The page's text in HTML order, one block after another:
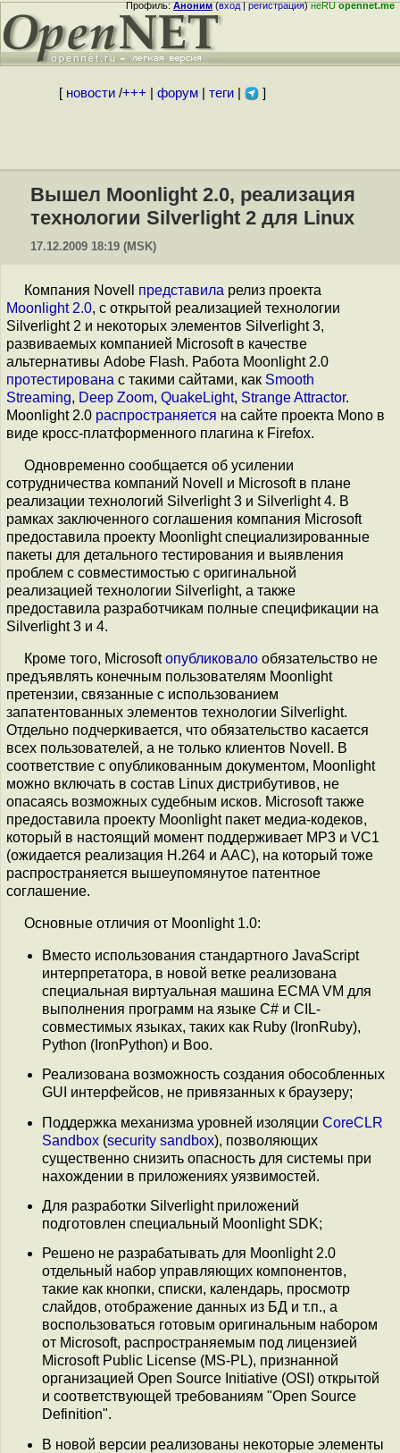
Профиль:Аноним(вход|регистрация)неRUopennet.me
[ новости/+++ форум| теги| ]
Вышел Moonlight 2.0, реализация
технологии Silverlight 2 для Linux
17.12.2009 18:19 (MSK)
Компания Novell представила релиз проекта
Moonlight 2.0, с открытой реализацией технологии
Silverlight 2 и некоторых элементов Silverlight 3,
развиваемых компанией Microsoft в качестве
альтернативы Adobe Flash. Работа Moonlight 2.0
протестирована с такими сайтами, как Smooth
Streaming, Deep Zoom, QuakeLight, Strange Attractor.
Moonlight 2.0 распространяется на сайте проекта Mono в
виде кросс-платформенного плагина к Firefox.
Одновременно сообщается об усилении
сотрудничества компаний Novell и Microsoft в плане
реализации технологий Silverlight 3 и Silverlight 4. В
рамках заключенного соглашения компания Microsoft
предоставила проекту Moonlight специализированные
пакеты для детального тестирования и выявления
проблем с совместимостью с оригинальной
реализацией технологии Silverlight, а также
предоставила разработчикам полные спецификации на
Silverlight 3 и 4.
Кроме того, Microsoftопубликовало обязательство не
предъявлять конечным пользователям Moonlight
претензии, связанные с использованием
запатентованных элементов технологии Silverlight.
Отдельно подчеркивается, что обязательство касается
всех пользователей, а не только клиентов Novell. В
соответствие с опубликованным документом, Moonlight
можно включать в состав Linux дистрибутивов, не
опасаясь возможных судебным исков. Microsoft также
предоставила проекту Moonlight пакет медиа-кодеков,
который в настоящий момент поддерживает MP3 и VC1
(ожидается реализация H.264 и AAC), на который тоже
распространяется вышеупомянутое патентное
соглашение.
Основные отличия от Moonlight 1.0:
Вместо использования стандартного JavaScript
интерпретатора, в новой ветке реализована
специальная виртуальная машина ECMA VM для
выполнения программ на языке C# и CIL-
совместимых языках, таких как Ruby (IronRuby),
Python (IronPython) и Boo.
Реализована возможность создания обособленных
GUI интерфейсов, не привязанных к браузеру;
Поддержка механизма уровней изоляции CoreCLR
Sandbox (security sandbox), позволяющих
существенно снизить опасность для системы при
нахождении в приложениях уязвимостей.
Для разработки Silverlight приложений
подготовлен специальный Moonlight SDK;
Решено не разрабатывать для Moonlight 2.0
отдельный набор управляющих компонентов,
такие как кнопки, списки, календарь, просмотр
слайдов, отображение данных из БД и т.п., а
воспользоваться готовым оригинальным набором
от Microsoft, распространяемым под лицензией
Microsoft Public License (MS-PL), признанной
организацией Open Source Initiative (OSI) открытой
и соответствующей требованиям "Open Source
Definition".
В новой версии реализованы некоторые элементы